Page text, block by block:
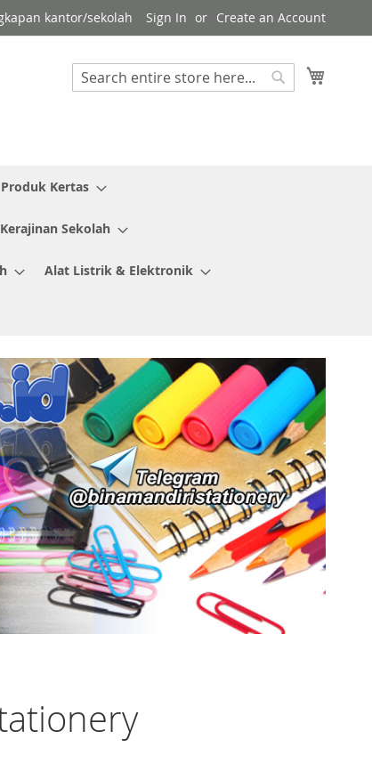
kantor/sekolah Sign In Create an Account
Search
Produk Kertas
Sekolah
Alat Listrik & Elektronik